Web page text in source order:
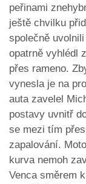
peřinami
ještě chvilku
společně
opatrně vyhlédl
přes rameno.
vynesla je na
auta zavelel
postavy uvnitř
se mezi tím
zapalování.
kurva nemoh
Venca směrem